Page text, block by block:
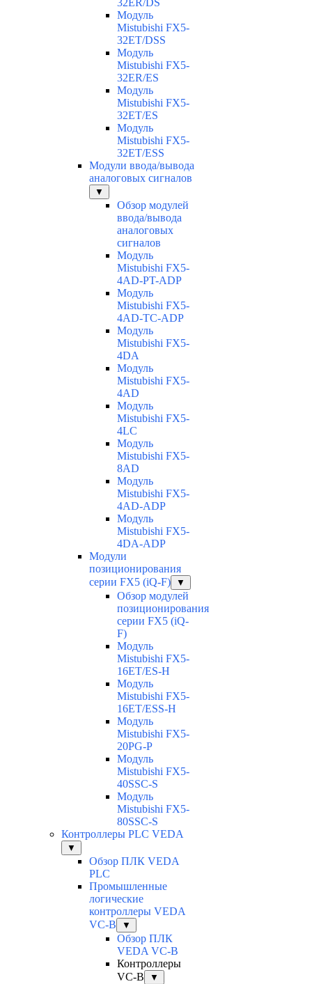
32ER/DS
Модуль
Mistubishi FX5-
32ET/DSS
Модуль
Mistubishi FX5-
32ER/ES
Модуль
Mistubishi FX5-
32ET/ES
Модуль
Mistubishi FX5-
32ET/ESS
Модули ввода/вывода
аналоговых сигналов
▼
Обзор модулей
ввода/вывода
аналоговых
сигналов
Модуль
Mistubishi FX5-
4AD-PT-ADP
Модуль
Mistubishi FX5-
4AD-TC-ADP
Модуль
Mistubishi FX5-
4DA
Модуль
Mistubishi FX5-
4AD
Модуль
Mistubishi FX5-
4LC
Модуль
Mistubishi FX5-
8AD
Модуль
Mistubishi FX5-
4AD-ADP
Модуль
Mistubishi FX5-
4DA-ADP
Модули
позиционирования
серии FX5 (iQ-F)
▼
Обзор модулей
позиционирования
серии FX5 (iQ-
F)
Модуль
Mistubishi FX5-
16ET/ES-H
Модуль
Mistubishi FX5-
16ET/ESS-H
Модуль
Mistubishi FX5-
20PG-P
Модуль
Mistubishi FX5-
40SSC-S
Модуль
Mistubishi FX5-
80SSC-S
Контроллеры PLC VEDA
▼
Обзор ПЛК VEDA
PLC
Промышленные
логические
контроллеры VEDA
VC-B
▼
Обзор ПЛК
VEDA VC-B
Контроллеры
VC-B
▼